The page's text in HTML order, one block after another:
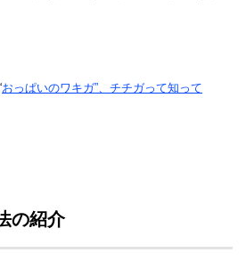
おっぱいのワキガ”、チチガって知って
の紹介